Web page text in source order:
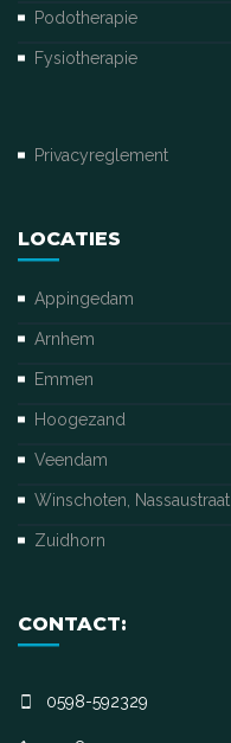
Podotherapie
Fysiotherapie
Privacyreglement
LOCATIES
Appingedam
Arnhem
Emmen
Hoogezand
Veendam
Winschoten, Nassaustraat
Zuidhorn
CONTACT:
0598-592329